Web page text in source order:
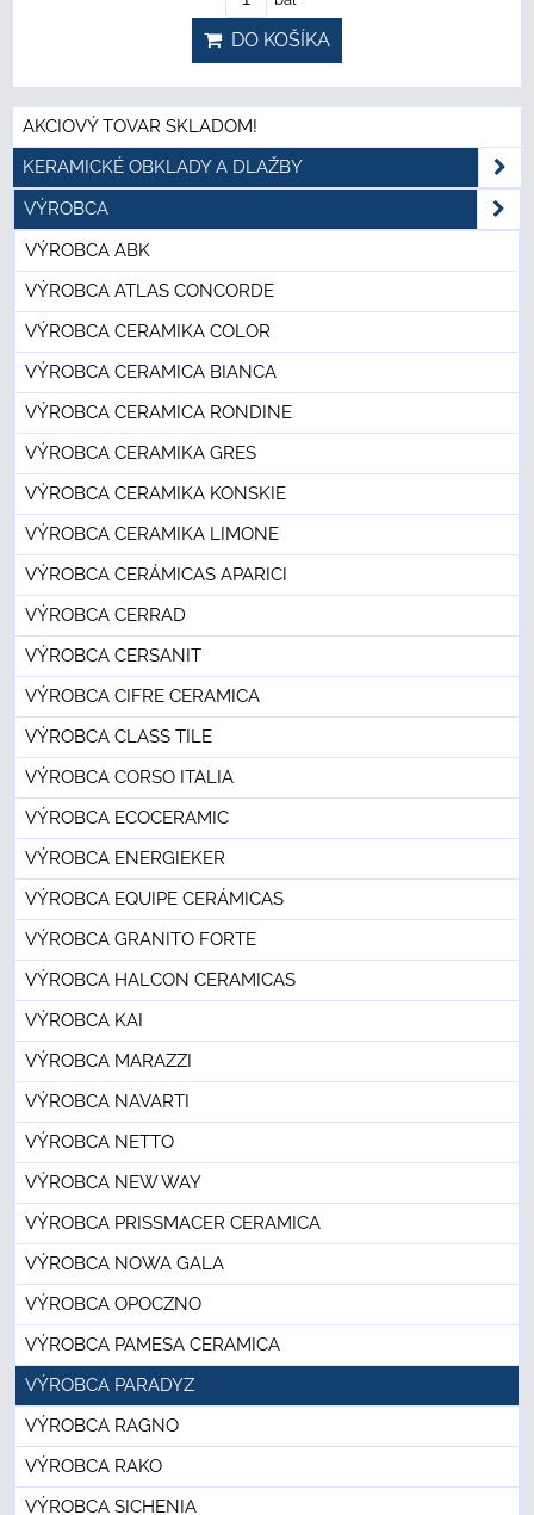
DO KOŠÍKA
AKCIOVÝ TOVAR SKLADOM!
KERAMICKÉ OBKLADY A DLAŽBY
VÝROBCA
VÝROBCA ABK
VÝROBCA ATLAS CONCORDE
VÝROBCA CERAMIKA COLOR
VÝROBCA CERAMICA BIANCA
VÝROBCA CERAMICA RONDINE
VÝROBCA CERAMIKA GRES
VÝROBCA CERAMIKA KONSKIE
VÝROBCA CERAMIKA LIMONE
VÝROBCA CERÁMICAS APARICI
VÝROBCA CERRAD
VÝROBCA CERSANIT
VÝROBCA CIFRE CERAMICA
VÝROBCA CLASS TILE
VÝROBCA CORSO ITALIA
VÝROBCA ECOCERAMIC
VÝROBCA ENERGIEKER
VÝROBCA EQUIPE CERÁMICAS
VÝROBCA GRANITO FORTE
VÝROBCA HALCON CERAMICAS
VÝROBCA KAI
VÝROBCA MARAZZI
VÝROBCA NAVARTI
VÝROBCA NETTO
VÝROBCA NEW WAY
VÝROBCA PRISSMACER CERAMICA
VÝROBCA NOWA GALA
VÝROBCA OPOCZNO
VÝROBCA PAMESA CERAMICA
VÝROBCA PARADYZ
VÝROBCA RAGNO
VÝROBCA RAKO
VÝROBCA SICHENIA